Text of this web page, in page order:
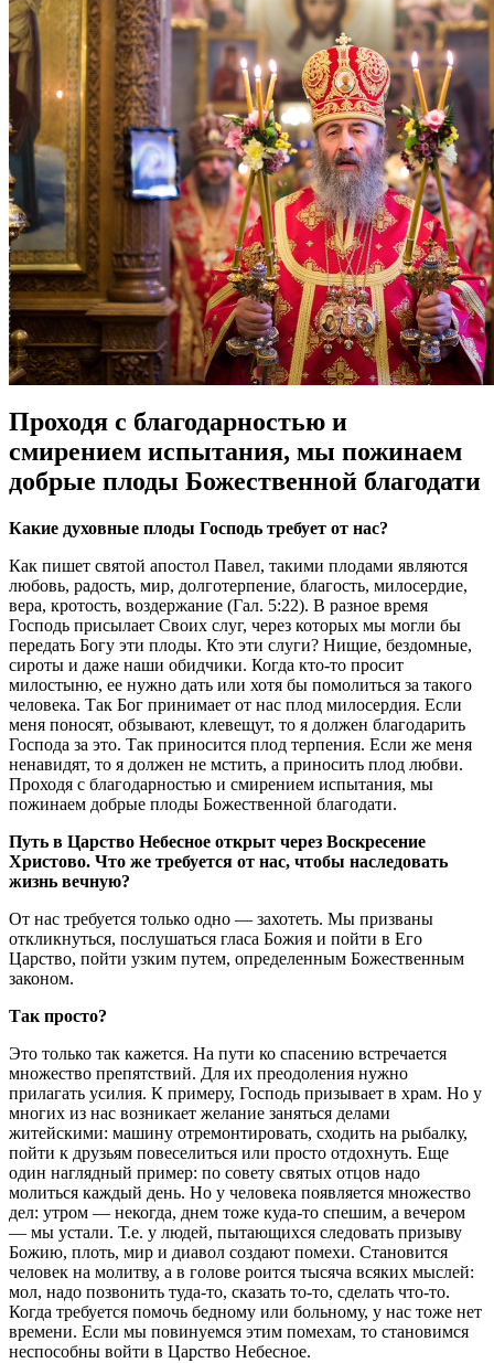
Проходя с благодарностью и
смирением испытания, мы пожинаем
добрые плоды Божественной благодати
Какие духовные плоды Господь требует от нас?
Как пишет святой апостол Павел, такими плодами являются
любовь, радость, мир, долготерпение, благость, милосердие,
вера, кротость, воздержание (Гал. 5:22). В разное время
Господь присылает Своих слуг, через которых мы могли бы
передать Богу эти плоды. Кто эти слуги? Нищие, бездомные,
сироты и даже наши обидчики. Когда кто-то просит
милостыню, ее нужно дать или хотя бы помолиться за такого
человека. Так Бог принимает от нас плод милосердия. Если
меня поносят, обзывают, клевещут, то я должен благодарить
Господа за это. Так приносится плод терпения. Если же меня
ненавидят, то я должен не мстить, а приносить плод любви.
Проходя с благодарностью и смирением испытания, мы
пожинаем добрые плоды Божественной благодати.
Путь в Царство Небесное открыт через Воскресение
Христово. Что же требуется от нас, чтобы наследовать
жизнь вечную?
От нас требуется только одно — захотеть. Мы призваны
откликнуться, послушаться гласа Божия и пойти в Его
Царство, пойти узким путем, определенным Божественным
законом.
Так просто?
Это только так кажется. На пути ко спасению встречается
множество препятствий. Для их преодоления нужно
прилагать усилия. К примеру, Господь призывает в храм. Но у
многих из нас возникает желание заняться делами
житейскими: машину отремонтировать, сходить на рыбалку,
пойти к друзьям повеселиться или просто отдохнуть. Еще
один наглядный пример: по совету святых отцов надо
молиться каждый день. Но у человека появляется множество
дел: утром — некогда, днем тоже куда-то спешим, а вечером
— мы устали. Т.е. у людей, пытающихся следовать призыву
Божию, плоть, мир и диавол создают помехи. Становится
человек на молитву, а в голове роится тысяча всяких мыслей:
мол, надо позвонить туда-то, сказать то-то, сделать что-то.
Когда требуется помочь бедному или больному, у нас тоже нет
времени. Если мы повинуемся этим помехам, то становимся
неспособны войти в Царство Небесное.